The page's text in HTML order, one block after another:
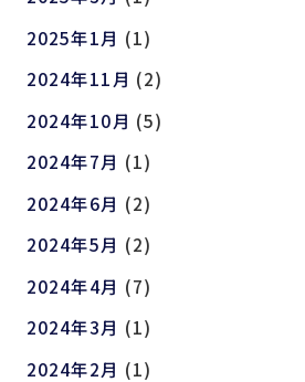
2025年1月 (1)
2024年11月 (2)
2024年10月 (5)
2024年7月 (1)
2024年6月 (2)
2024年5月 (2)
2024年4月 (7)
2024年3月 (1)
2024年2月 (1)